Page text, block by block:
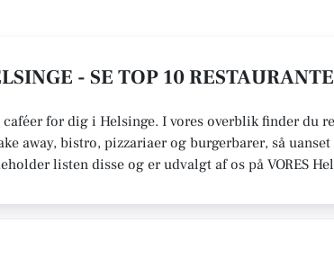
- SE TOP 10
for dig i Helsinge. I vores overblik finder du
away, bistro, pizzariaer og burgerbarer, så
listen disse og er udvalgt af os på VORES